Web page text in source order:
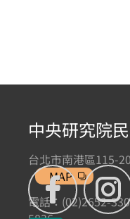
中央研究院
台北市南港區115-
MAP
電話：(02)2652-